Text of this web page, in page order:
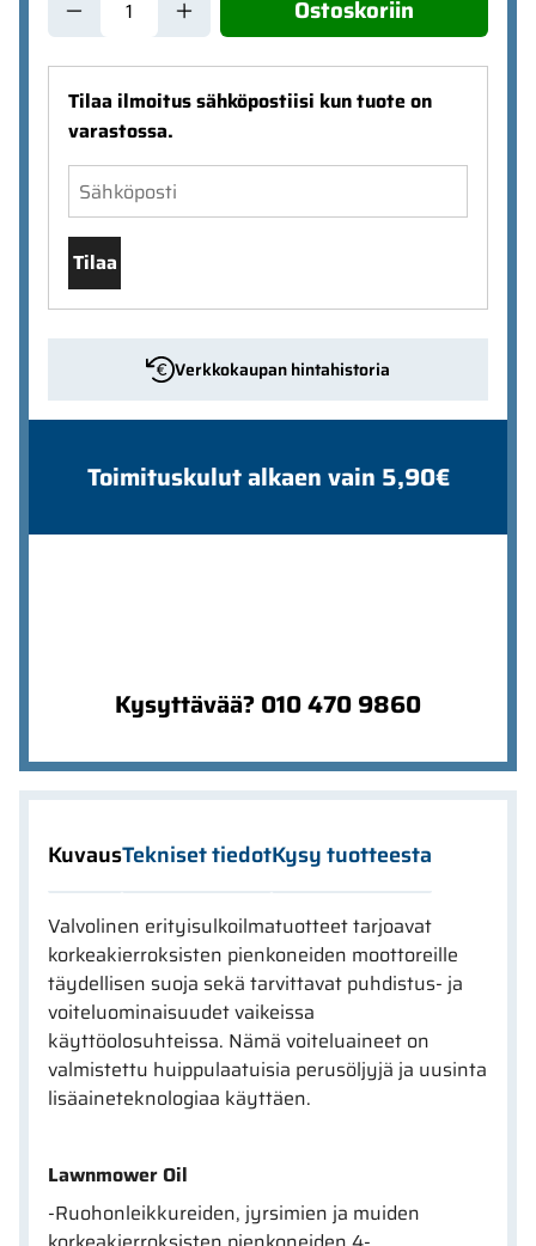
Ostoskoriin
Tilaa ilmoitus sähköpostiisi kun tuote on
varastossa.
Tilaa
Verkkokaupan hintahistoria
Toimituskulut alkaen vain 5,90€
Kysyttävää? 010 470 9860
KuvausTekniset tiedotKysy tuotteesta
Valvolinen erityisulkoilmatuotteet tarjoavat
korkeakierroksisten pienkoneiden moottoreille
täydellisen suoja sekä tarvittavat puhdistus- ja
voiteluominaisuudet vaikeissa
käyttöolosuhteissa. Nämä voiteluaineet on
valmistettu huippulaatuisia perusöljyjä ja uusinta
lisäaineteknologiaa käyttäen.
Lawnmower Oil
-Ruohonleikkureiden, jyrsimien ja muiden